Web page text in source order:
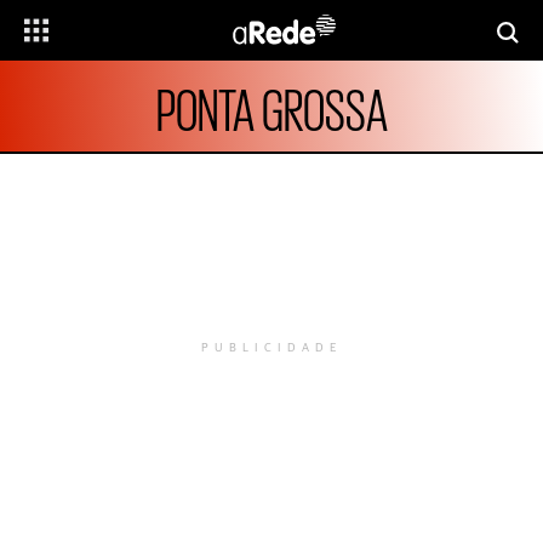
PONTA GROSSA
PUBLICIDADE